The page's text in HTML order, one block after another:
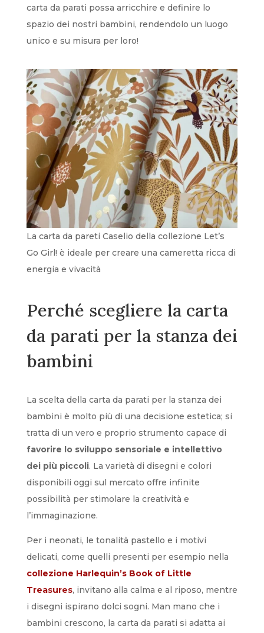
carta da parati possa arricchire e definire lo
spazio dei nostri bambini, rendendolo un luogo
unico e su misura per loro!
La carta da pareti Caselio della collezione Let’s
Go Girl! è ideale per creare una cameretta ricca di
energia e vivacità
Perché scegliere la carta
da parati per la stanza dei
bambini
La scelta della carta da parati per la stanza dei
bambini è molto più di una decisione estetica; si
tratta di un vero e proprio strumento capace di
favorire lo sviluppo sensoriale e intellettivo
dei più piccoli. La varietà di disegni e colori
disponibili oggi sul mercato offre infinite
possibilità per stimolare la creatività e
l’immaginazione.
Per i neonati, le tonalità pastello e i motivi
delicati, come quelli presenti per esempio nella
collezione Harlequin’s Book of Little
Treasures, invitano alla calma e al riposo, mentre
i disegni ispirano dolci sogni. Man mano che i
bambini crescono, la carta da parati si adatta ai